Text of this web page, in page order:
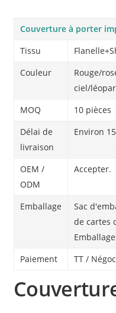
Couverture à porter
Tissu
Couleur
Rouge/
ciel/
MOQ
10 pièces
Délai de
livraison
Environ
OEM /
ODM
Accepter.
Emballage
Sac
de cartes
Paiement
TT /